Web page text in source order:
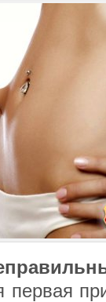
первая